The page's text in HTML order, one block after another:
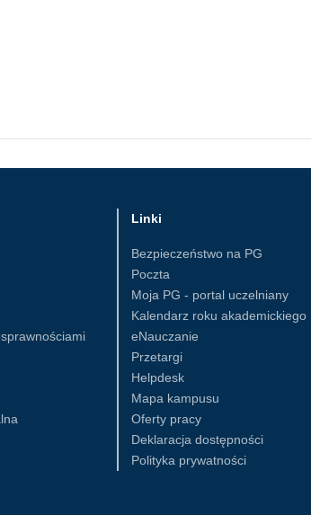
Linki
Bezpieczeństwo na PG
Poczta
Moja PG - portal uczelniany
Kalendarz roku akademickiego
eNauczanie
Przetargi
Helpdesk
Mapa kampusu
Oferty pracy
Deklaracja dostępności
Polityka prywatności